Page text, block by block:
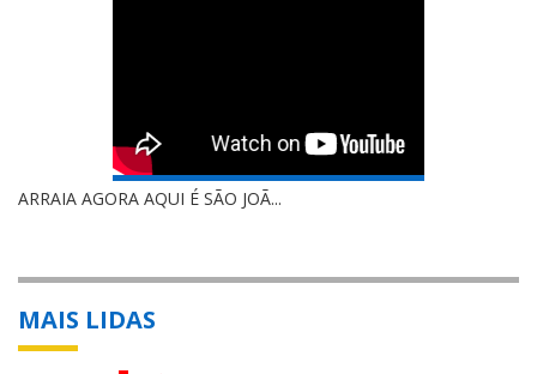
ARRAIA AGORA AQUI É SÃO JOÃ...
MAIS LIDAS